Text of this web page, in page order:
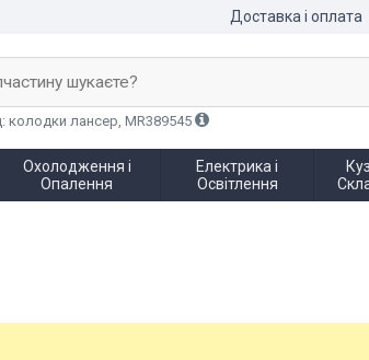
Доставка і оплата
шукаєте?
колодки лансер, MR389545
Охолодження і
Опалення
Електрика і
Освітлення